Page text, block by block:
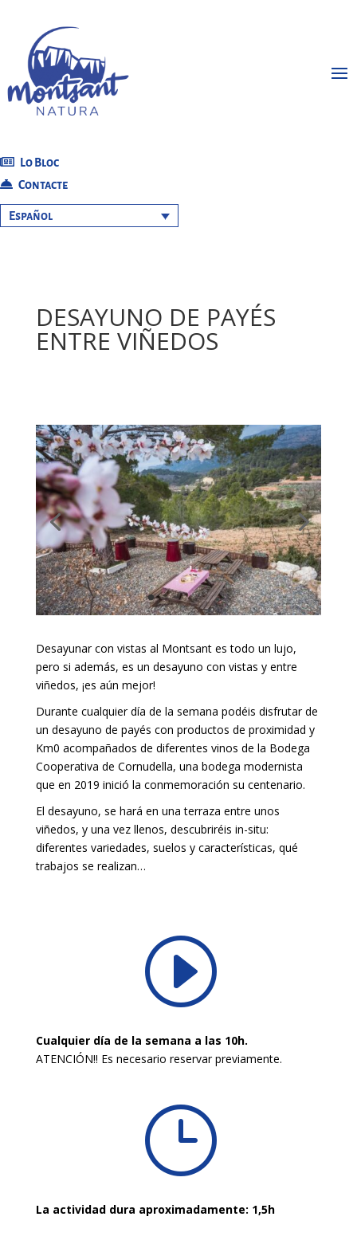
Lo Bloc
Contacte
Español
DESAYUNO DE PAYÉS
ENTRE VIÑEDOS
Desayunar con vistas al Montsant es todo un lujo,
pero si además, es un desayuno con vistas y entre
viñedos, ¡es aún mejor!
Durante cualquier día de la semana podéis disfrutar de
un desayuno de payés con productos de proximidad y
Km0 acompañados de diferentes vinos de la Bodega
Cooperativa de Cornudella, una bodega modernista
que en 2019 inició la conmemoración su centenario.
El desayuno, se hará en una terraza entre unos
viñedos, y una vez llenos, descubriréis in-situ:
diferentes variedades, suelos y características, qué
trabajos se realizan…
I
Cualquier día de la semana a las 10h.
ATENCIÓN!! Es necesario reservar previamente.
}
La actividad dura aproximadamente: 1,5h